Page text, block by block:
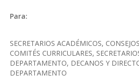
Para:
SECRETARIOS ACADÉMICOS,
COMITÉS CURRICULARES,
DEPARTAMENTO, DECANOS Y
DEPARTAMENTO